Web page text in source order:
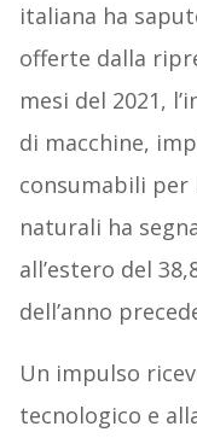
italiana ha
offerte dalla
mesi del 2021,
di macchine,
consumabili per
naturali ha
all’estero del
dell’anno
Un impulso
tecnologico e